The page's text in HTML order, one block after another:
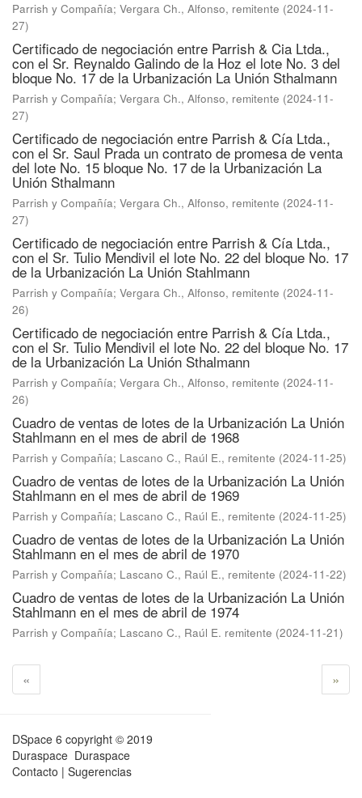
Parrish y Compañía; Vergara Ch., Alfonso, remitente (2024-11-
27)
Certificado de negociación entre Parrish & Cia Ltda.,
con el Sr. Reynaldo Galindo de la Hoz el lote No. 3 del
bloque No. 17 de la Urbanización La Unión Sthalmann
Parrish y Compañía; Vergara Ch., Alfonso, remitente (2024-11-
27)
Certificado de negociación entre Parrish & Cía Ltda.,
con el Sr. Saul Prada un contrato de promesa de venta
del lote No. 15 bloque No. 17 de la Urbanización La
Unión Sthalmann
Parrish y Compañía; Vergara Ch., Alfonso, remitente (2024-11-
27)
Certificado de negociación entre Parrish & Cía Ltda.,
con el Sr. Tulio Mendivil el lote No. 22 del bloque No. 17
de la Urbanización La Unión Stahlmann
Parrish y Compañía; Vergara Ch., Alfonso, remitente (2024-11-
26)
Certificado de negociación entre Parrish & Cía Ltda.,
con el Sr. Tulio Mendivil el lote No. 22 del bloque No. 17
de la Urbanización La Unión Sthalmann
Parrish y Compañía; Vergara Ch., Alfonso, remitente (2024-11-
26)
Cuadro de ventas de lotes de la Urbanización La Unión
Stahlmann en el mes de abril de 1968
Parrish y Compañía; Lascano C., Raúl E., remitente (2024-11-25)
Cuadro de ventas de lotes de la Urbanización La Unión
Stahlmann en el mes de abril de 1969
Parrish y Compañía; Lascano C., Raúl E., remitente (2024-11-25)
Cuadro de ventas de lotes de la Urbanización La Unión
Stahlmann en el mes de abril de 1970
Parrish y Compañía; Lascano C., Raúl E., remitente (2024-11-22)
Cuadro de ventas de lotes de la Urbanización La Unión
Stahlmann en el mes de abril de 1974
Parrish y Compañía; Lascano C., Raúl E. remitente (2024-11-21)
« »
DSpace 6 copyright © 2019
Duraspace Duraspace
Contacto | Sugerencias